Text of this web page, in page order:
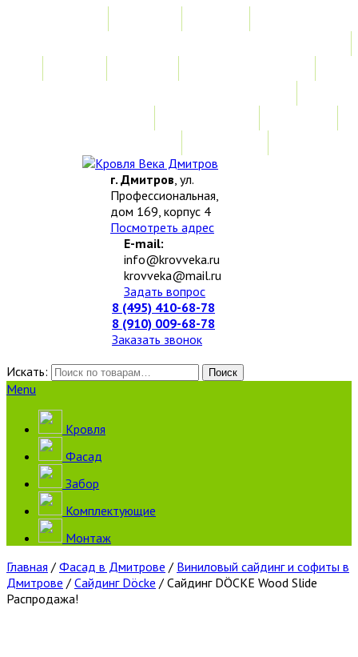
г. Дмитров, ул.
Профессиональная,
дом 169, корпус 4
Посмотреть адрес
E-mail:
info@krovveka.ru
krovveka@mail.ru
Задать вопрос
8 (495) 410-68-78
8 (910) 009-68-78
Заказать звонок
Искать:
Поиск
Menu
Кровля
Фасад
Забор
Комплектующие
Монтаж
Главная / Фасад в Дмитрове / Виниловый сайдинг и софиты в
Дмитрове / Сайдинг Döcke / Сайдинг DÖCKE Wood Slide
Распродажа!